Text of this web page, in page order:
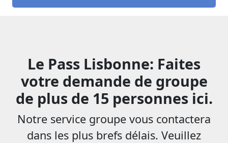
Le Pass Lisbonne: Faites
votre demande de groupe
de plus de 15 personnes ici.
Notre service groupe vous contactera
dans les plus brefs délais. Veuillez